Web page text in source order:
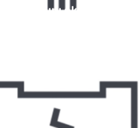
Devamını okuyun